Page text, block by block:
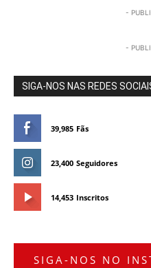
-
-
SIGA-NOS NAS REDES
39,985 Fãs
23,400 Seguidores
14,453 Inscritos
SIGA-NOS NO